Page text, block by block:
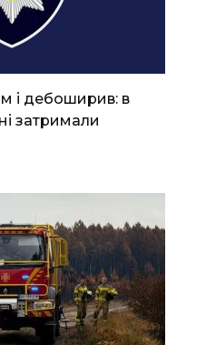
і дебоширив: в
затримали